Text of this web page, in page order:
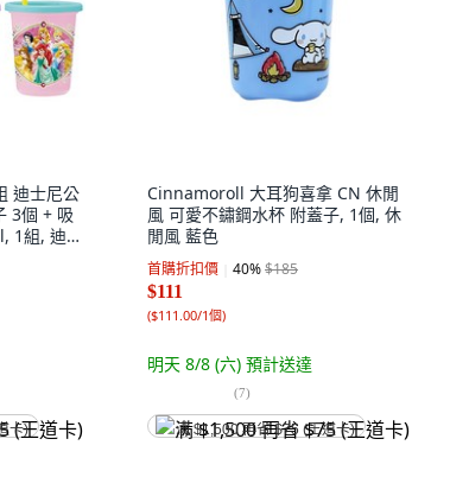
迪士尼公
3個 + 吸
1組, 迪士
卡)
Cinnamoroll 大耳狗喜拿 CN 休閒
風 可愛不鏽鋼水杯 附蓋子, 1個, 休
閒風 藍色
首購折扣價 40%$185
$111
($111.00/1個)
明天 8/8 (六) 預計送達
(7)
满 $1,500 再省 $75 (王道卡)